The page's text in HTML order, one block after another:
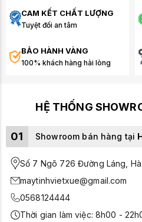
CAM KẾT CHẤT LƯỢNG
Tuyệt đối an tâm
BẢO HÀNH VÀNG
100% khách hàng hài lòng
HỆ THỐNG
01 Showroom bán hàng tại
Số 7 Ngõ 726 Đường Láng,
maytinhvietxue@gmail.com
0568124444
Thời gian làm việc: 8h00 -